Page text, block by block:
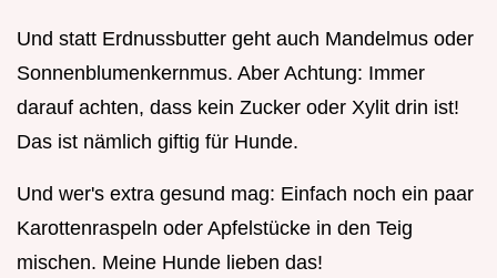
Und statt Erdnussbutter geht auch Mandelmus oder
Sonnenblumenkernmus. Aber Achtung: Immer
darauf achten, dass kein Zucker oder Xylit drin ist!
Das ist nämlich giftig für Hunde.
Und wer's extra gesund mag: Einfach noch ein paar
Karottenraspeln oder Apfelstücke in den Teig
mischen. Meine Hunde lieben das!